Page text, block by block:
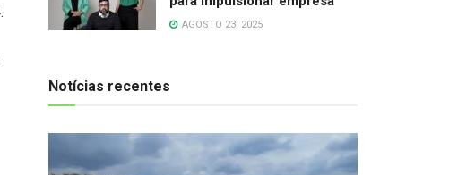
AGOSTO 23, 2025
Notícias recentes